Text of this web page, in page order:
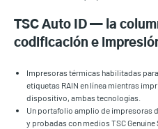
TSC Auto ID — la
codificación e
Impresoras térmicas habilitadas
etiquetas RAIN en línea mientras
dispositivo, ambas tecnologías.
Un portafolio amplio de impresoras
y probadas con medios TSC